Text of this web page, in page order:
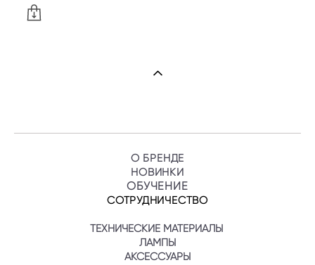
О БРЕНДЕ
НОВИНКИ
ОБУЧЕНИЕ
СОТРУДНИЧЕСТВО
ТЕХНИЧЕСКИЕ МАТЕРИАЛЫ
ЛАМПЫ
АКСЕССУАРЫ